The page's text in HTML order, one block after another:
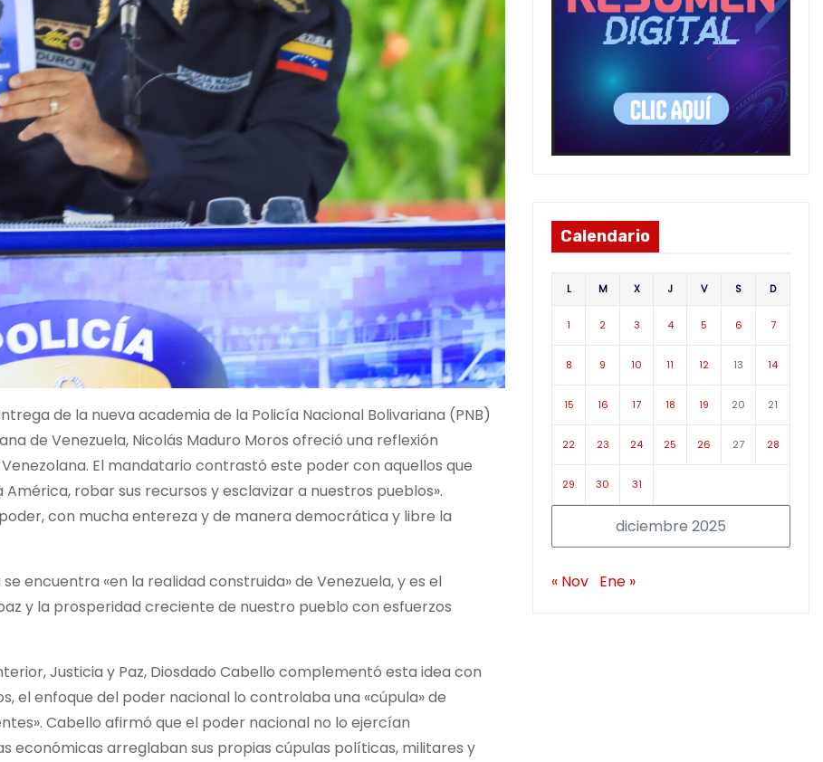
de la nueva academia de la Policía Nacional Bolivariana (PNB)
de Venezuela, Nicolás Maduro Moros ofreció una reflexión
El mandatario contrastó este poder con aquellos que
robar sus recursos y esclavizar a nuestros pueblos».
con mucha entereza y de manera democrática y libre la
encuentra «en la realidad construida» de Venezuela, y es el
y la prosperidad creciente de nuestro pueblo con esfuerzos
Justicia y Paz, Diosdado Cabello complementó esta idea con
el enfoque del poder nacional lo controlaba una «cúpula» de
Cabello afirmó que el poder nacional no lo ejercían
económicas arreglaban sus propias cúpulas políticas, militares y
Calendario
diciembre 2025
L M X J V S D
1 2 3 4 5 6 7
8 9 10 11 12 13 14
15 16 17 18 19 20 21
22 23 24 25 26 27 28
29 30 31
« Nov Ene »